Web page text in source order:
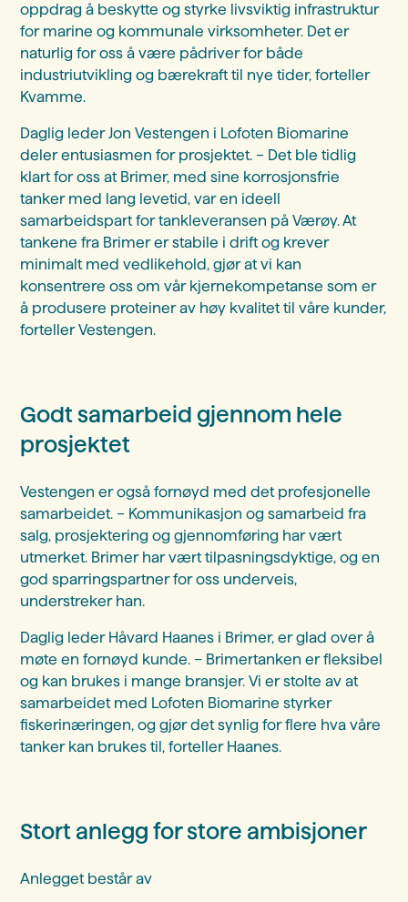
oppdrag å beskytte og styrke livsviktig infrastruktur
for marine og kommunale virksomheter. Det er
naturlig for oss å være pådriver for både
industriutvikling og bærekraft til nye tider, forteller
Kvamme.
Daglig leder Jon Vestengen i Lofoten Biomarine
deler entusiasmen for prosjektet. – Det ble tidlig
klart for oss at Brimer, med sine korrosjonsfrie
tanker med lang levetid, var en ideell
samarbeidspart for tankleveransen på Værøy. At
tankene fra Brimer er stabile i drift og krever
minimalt med vedlikehold, gjør at vi kan
konsentrere oss om vår kjernekompetanse som er
å produsere proteiner av høy kvalitet til våre kunder,
forteller Vestengen.
Godt samarbeid gjennom hele
prosjektet
Vestengen er også fornøyd med det profesjonelle
samarbeidet. – Kommunikasjon og samarbeid fra
salg, prosjektering og gjennomføring har vært
utmerket. Brimer har vært tilpasningsdyktige, og en
god sparringspartner for oss underveis,
understreker han.
Daglig leder Håvard Haanes i Brimer, er glad over å
møte en fornøyd kunde. – Brimertanken er fleksibel
og kan brukes i mange bransjer. Vi er stolte av at
samarbeidet med Lofoten Biomarine styrker
fiskerinæringen, og gjør det synlig for flere hva våre
tanker kan brukes til, forteller Haanes.
Stort anlegg for store ambisjoner
Anlegget består av